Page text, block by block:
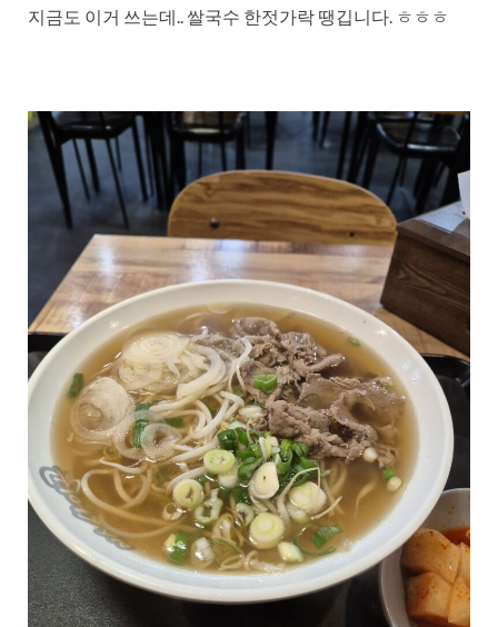
지금도 이거 쓰는데.. 쌀국수 한젓가락 땡깁니다. ㅎㅎㅎ